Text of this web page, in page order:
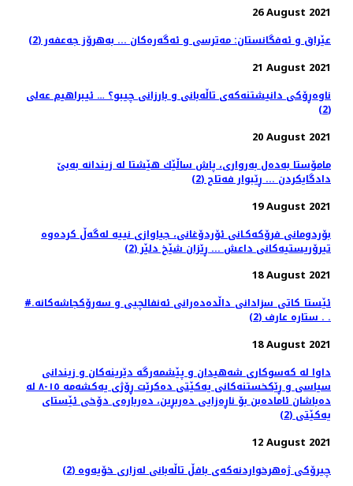
26 August 2021
عێراق و ئەفگانستان: مەترسی و ئەگەرەکان ... بەهرۆز جەعفەر (2)
21 August 2021
ناوەڕۆکی دانیشتنەکەی تاڵەبانی و بارزانی چیبو؟ … ئیبراهیم عەلی
(2)
20 August 2021
مامۆستا بەدەل بەرواری، پاش ساڵێك هێشتا لە زیندانە بەبێ
دادگایکردن ... ڕێبوار فەتاح (2)
19 August 2021
بۆردومانی فرۆکەکـانی ئۆردۆغانی، جیاوازی نییە لەگەڵ کردەوە
تیرۆریستیەکانی داعش ... ڕێزان شێخ دلێر (2)
18 August 2021
#ئێستا_کاتی_سزادانی_داڵدەدەرانی ئەنفالچیی و سەرۆکجاشەکانە.
. . ستارە عارف (2)
18 August 2021
داوا لە کەسوکاری شەهیدان و پێشمەرگە دێرینەکان و زیندانی
سیاسی و ڕێکخستنەکانی یەکێتی دەکرێت ڕۆژی یەکشەمە ١٥-٨ لە
دەباشان ئامادەبن بۆ ناڕەزایی دەربڕین، دەربارەی دۆخی ئێستای
یەکێتی (2)
12 August 2021
چیرۆكی ژەهرخواردنەکەی بافڵ تاڵەبانی لەزاری خۆیەوە (2)